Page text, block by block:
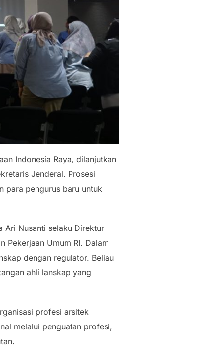
Indonesia Raya, dilanjutkan
Jenderal. Prosesi
para pengurus baru untuk
Ari Nusanti selaku Direktur
Pekerjaan Umum RI. Dalam
dengan regulator. Beliau
ahli lanskap yang
profesi arsitek
melalui penguatan profesi,